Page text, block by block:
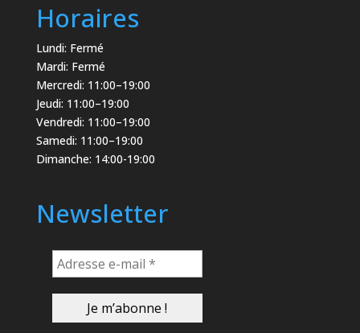
Horaires
Lundi: Fermé
Mardi: Fermé
Mercredi: 11:00–19:00
Jeudi: 11:00–19:00
Vendredi: 11:00–19:00
Samedi: 11:00–19:00
Dimanche: 14:00-19:00
Newsletter